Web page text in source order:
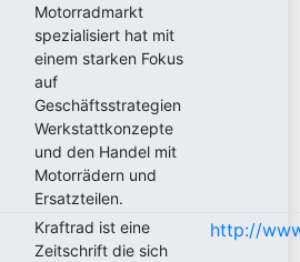
Motorradmarkt
spezialisiert hat mit
einem starken Fokus
auf
Geschäftsstrategien
Werkstattkonzepte
und den Handel mit
Motorrädern und
Ersatzteilen.
Kraftrad ist eine
Zeitschrift die sich
http://